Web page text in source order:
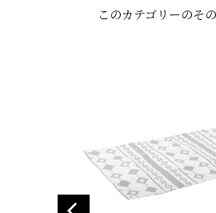
このカテゴリーのそ